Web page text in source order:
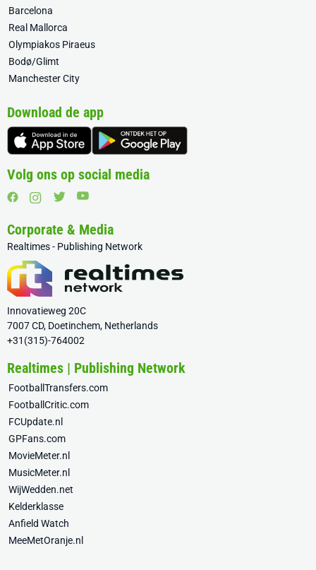
Barcelona
Real Mallorca
Olympiakos Piraeus
Bodø/Glimt
Manchester City
Download de app
Volg ons op social media
Corporate & Media
Realtimes - Publishing Network
Innovatieweg 20C
7007 CD, Doetinchem, Netherlands
+31(315)-764002
Realtimes | Publishing Network
FootballTransfers.com
FootballCritic.com
FCUpdate.nl
GPFans.com
MovieMeter.nl
MusicMeter.nl
WijWedden.net
Kelderklasse
Anfield Watch
MeeMetOranje.nl